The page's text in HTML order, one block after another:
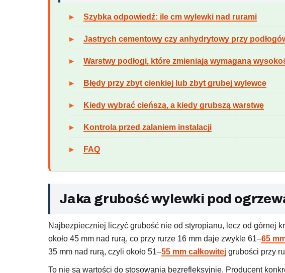
Szybka odpowiedź: ile cm wylewki nad rurami
Jastrych cementowy czy anhydrytowy przy
Warstwy podłogi, które zmieniają wymaganą
Błędy przy zbyt cienkiej lub zbyt grubej wylewce
Kiedy wybrać cieńszą, a kiedy grubszą warstwę
Kontrola przed zalaniem instalacji
FAQ
Jaka grubość wylewki pod
Najbezpieczniej liczyć grubość nie od styropianu, lecz od górnej
około 45 mm nad rurą, co przy rurze 16 mm daje zwykle 61–65
35 mm nad rurą, czyli około 51–55 mm całkowitej grubości przy
To nie są wartości do stosowania bezrefleksyjnie. Producent